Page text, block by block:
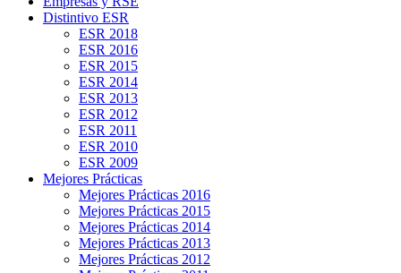
Distintivo ESR
ESR 2018
ESR 2016
ESR 2015
ESR 2014
ESR 2013
ESR 2012
ESR 2011
ESR 2010
ESR 2009
Mejores Prácticas
Mejores Prácticas 2016
Mejores Prácticas 2015
Mejores Prácticas 2014
Mejores Prácticas 2013
Mejores Prácticas 2012